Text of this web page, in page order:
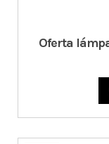
Oferta